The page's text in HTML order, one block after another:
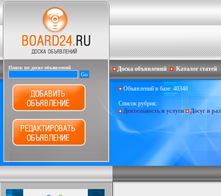
Поиск по доске объявлений Доска объявлений Каталог статей
Объявлений в базе: 40348
Список рубрик:
Деятельность и услуги
Досуг и